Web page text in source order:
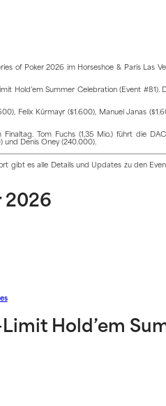
of Poker 2026 im Horseshoe & Paris Las
Hold’em Summer Celebration (Event
Felix Kürmayr ($1.600), Manuel Janas
Tom Fuchs (1,35 Mio.) führt die
und Denis Oney (240.000).
gibt es alle Details und Updates zu den
2026
Hold’em